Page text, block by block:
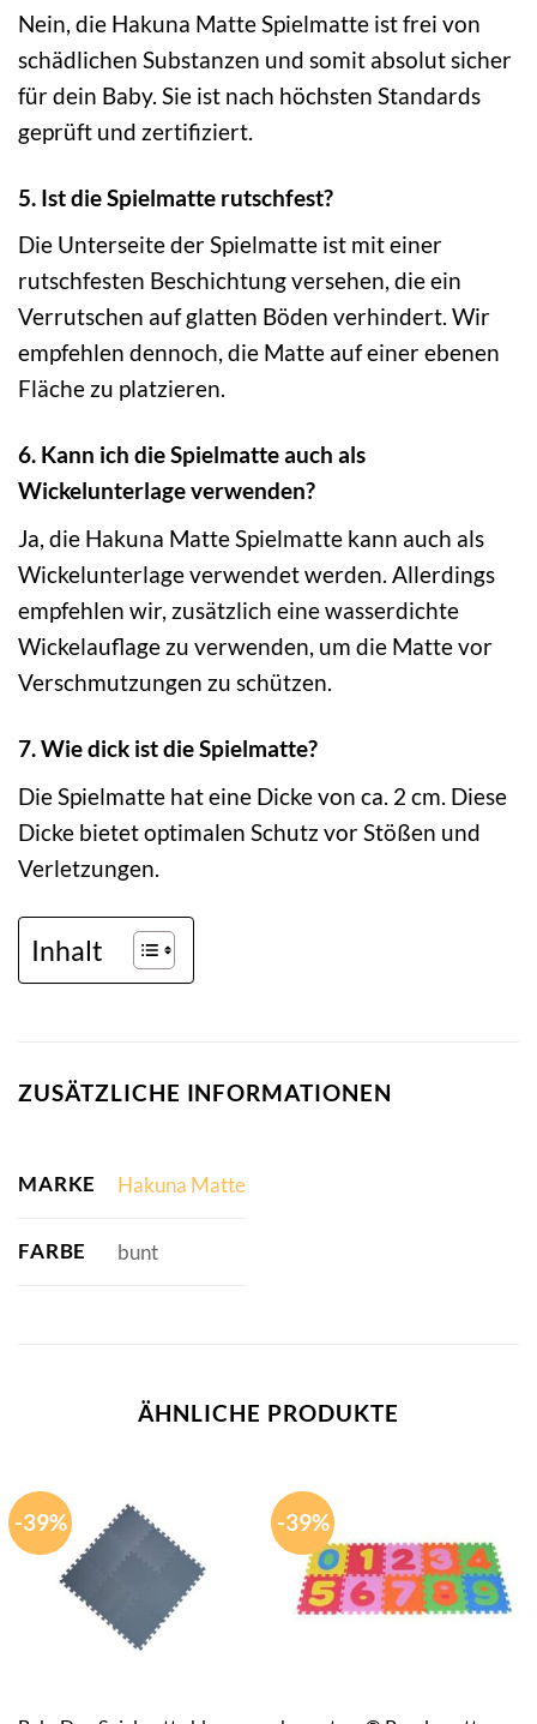
Nein, die Hakuna Matte Spielmatte ist frei von
schädlichen Substanzen und somit absolut sicher
für dein Baby. Sie ist nach höchsten Standards
geprüft und zertifiziert.
5. Ist die Spielmatte rutschfest?
Die Unterseite der Spielmatte ist mit einer
rutschfesten Beschichtung versehen, die ein
Verrutschen auf glatten Böden verhindert. Wir
empfehlen dennoch, die Matte auf einer ebenen
Fläche zu platzieren.
6. Kann ich die Spielmatte auch als
Wickelunterlage verwenden?
Ja, die Hakuna Matte Spielmatte kann auch als
Wickelunterlage verwendet werden. Allerdings
empfehlen wir, zusätzlich eine wasserdichte
Wickelauflage zu verwenden, um die Matte vor
Verschmutzungen zu schützen.
7. Wie dick ist die Spielmatte?
Die Spielmatte hat eine Dicke von ca. 2 cm. Diese
Dicke bietet optimalen Schutz vor Stößen und
Verletzungen.
Inhalt
ZUSÄTZLICHE INFORMATIONEN
MARKE Hakuna Matte
FARBE bunt
ÄHNLICHE PRODUKTE
-39% -39%